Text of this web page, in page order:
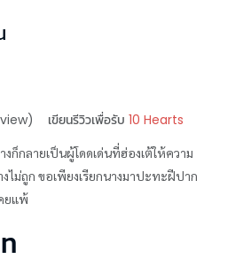
เขียนรีวิวเพื่อรับ 10 Hearts
งก็กลายเป็นผู้โดดเด่นที่ฮ่องเต้ให้ความ
ม่ถูก ขอเพียงเรียกนางมาปะทะฝีปาก
ยแพ้